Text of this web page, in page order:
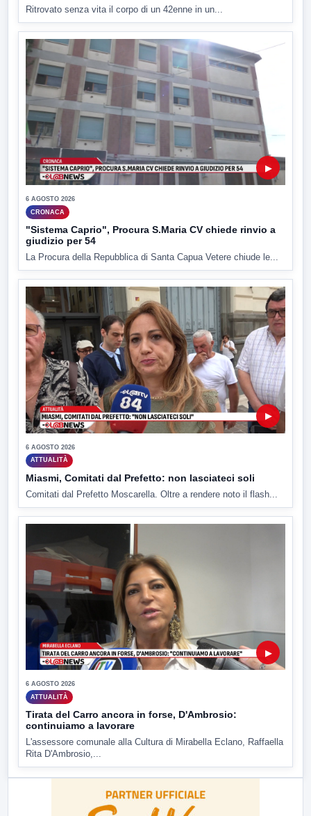
Ritrovato senza vita il corpo di un 42enne in un...
▶
6 AGOSTO 2026
CRONACA
"Sistema Caprio", Procura S.Maria CV chiede rinvio a
giudizio per 54
La Procura della Repubblica di Santa Capua Vetere chiude le...
▶
6 AGOSTO 2026
ATTUALITÀ
Miasmi, Comitati dal Prefetto: non lasciateci soli
Comitati dal Prefetto Moscarella. Oltre a rendere noto il flash...
▶
6 AGOSTO 2026
ATTUALITÀ
Tirata del Carro ancora in forse, D'Ambrosio:
continuiamo a lavorare
L'assessore comunale alla Cultura di Mirabella Eclano, Raffaella
Rita D'Ambrosio,...